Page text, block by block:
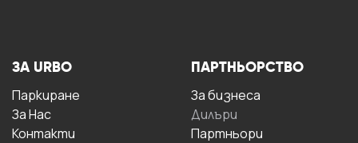
ЗА URBO
Паркиране
За Hас
Контакти
ПАРТНЬОРСТВО
За бизнесa
Дилъри
Партньори